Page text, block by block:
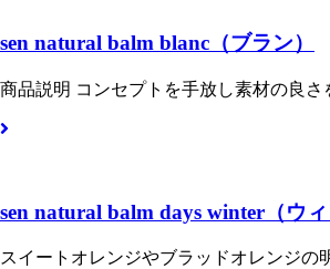
sen natural balm blanc（ブラン）
商品説明 コンセプトを手放し素材の良
sen natural balm days winter（ウィ
スイートオレンジやブラッドオレンジ